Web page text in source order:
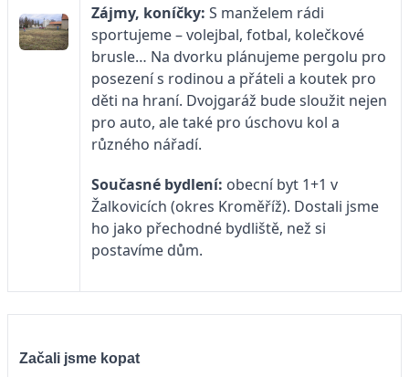
Zájmy, koníčky: S manželem rádi
sportujeme – volejbal, fotbal, kolečkové
brusle… Na dvorku plánujeme pergolu pro
posezení s rodinou a přáteli a koutek pro
děti na hraní. Dvojgaráž bude sloužit nejen
pro auto, ale také pro úschovu kol a
různého nářadí.
Současné bydlení: obecní byt 1+1 v
Žalkovicích (okres Kroměříž). Dostali jsme
ho jako přechodné bydliště, než si
postavíme dům.
Začali jsme kopat